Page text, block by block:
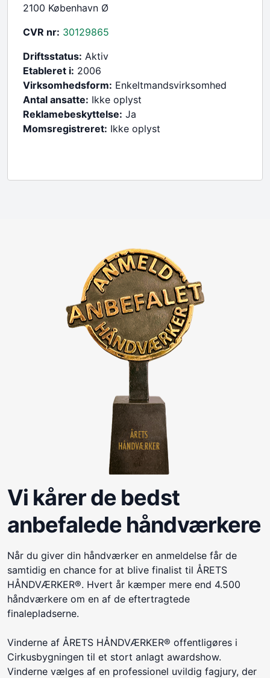
2100 København Ø
CVR nr: 30129865
Driftsstatus: Aktiv
Etableret i: 2006
Virksomhedsform: Enkeltmandsvirksomhed
Antal ansatte: Ikke oplyst
Reklamebeskyttelse: Ja
Momsregistreret: Ikke oplyst
Vi kårer de bedst
anbefalede håndværkere
Når du giver din håndværker en anmeldelse får de
samtidig en chance for at blive finalist til ÅRETS
HÅNDVÆRKER®. Hvert år kæmper mere end 4.500
håndværkere om en af de eftertragtede
finalepladserne.
Vinderne af ÅRETS HÅNDVÆRKER® offentligøres i
Cirkusbygningen til et stort anlagt awardshow.
Vinderne vælges af en professionel uvildig fagjury, der